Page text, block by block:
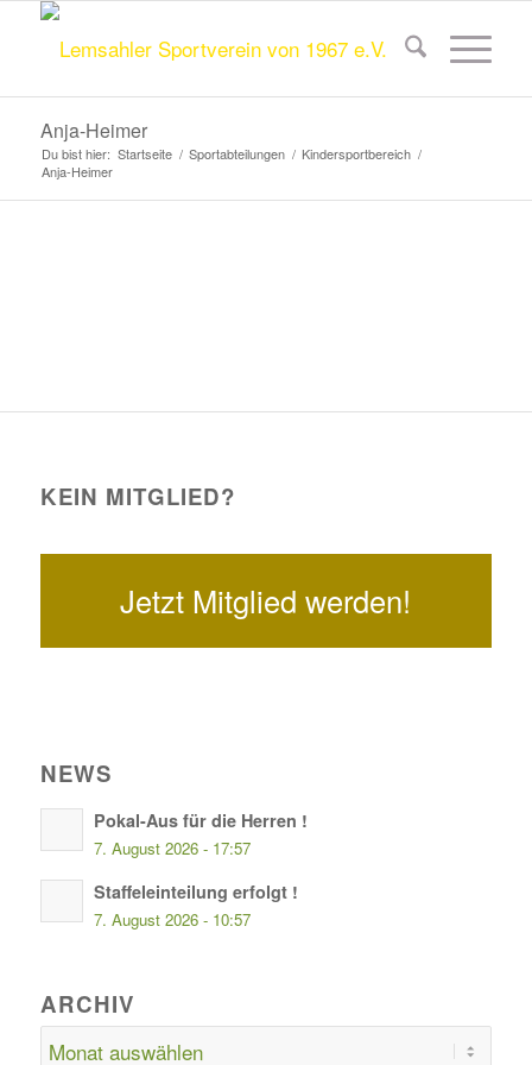
Anja-Heimer
Du bist hier: Startseite / Sportabteilungen / Kindersportbereich /
Anja-Heimer
KEIN MITGLIED?
Jetzt Mitglied werden!
NEWS
Pokal-Aus für die Herren !
7. August 2026 - 17:57
Staffeleinteilung erfolgt !
7. August 2026 - 10:57
ARCHIV